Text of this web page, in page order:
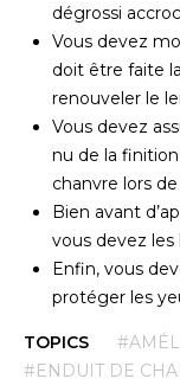
dégrossi
Vous devez
doit être faite
renouveler le
Vous devez
nu de la finition
chanvre lors
Bien avant
vous devez les
Enfin, vous
protéger les
TOPICS
#ENDUIT DE